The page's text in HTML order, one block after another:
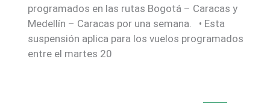
programados en las rutas Bogotá – Caracas y
Medellín – Caracas por una semana. • Esta
suspensión aplica para los vuelos programados
entre el martes 20